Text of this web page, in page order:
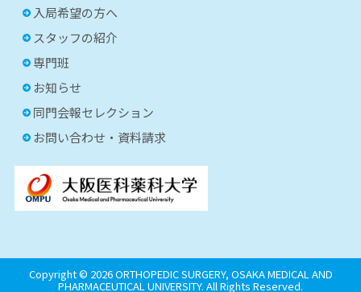
入局希望の方へ
スタッフの紹介
専門班
お知らせ
同門会報セレクション
お問い合わせ・資料請求
Copyright © 2026 ORTHOPEDIC SURGERY, OSAKA MEDICAL AND
PHARMACEUTICAL UNIVERSITY. All Rights Reserved.